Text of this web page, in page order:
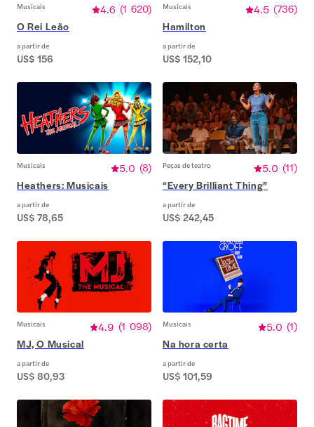
Musicais 4.6 (1 620)
O Rei Leão
a partir de
US$ 156
Musicais 4.5 (736)
Hamilton
a partir de
US$ 152,10
Musicais 5.0 (8)
Heathers: Musicais
a partir de
US$ 78,65
Peças de teatro 5.0 (11)
“Every Brilliant Thing”
a partir de
US$ 242,45
Musicais 4.9 (1 098)
MJ, O Musical
a partir de
US$ 80,93
Musicais 5.0 (1)
Na hora certa
a partir de
US$ 101,59